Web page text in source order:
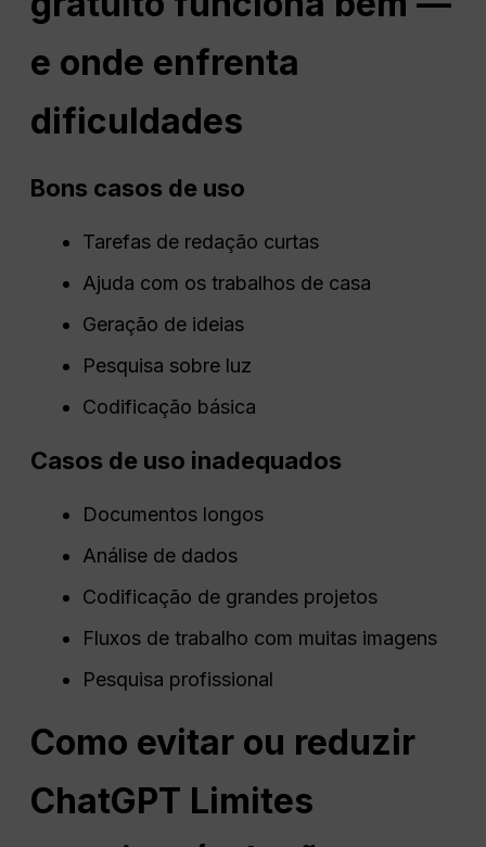
e onde enfrenta
dificuldades
Bons casos de uso
Tarefas de redação curtas
Ajuda com os trabalhos de casa
Geração de ideias
Pesquisa sobre luz
Codificação básica
Casos de uso inadequados
Documentos longos
Análise de dados
Codificação de grandes projetos
Fluxos de trabalho com muitas imagens
Pesquisa profissional
Como evitar ou reduzir
ChatGPT Limites